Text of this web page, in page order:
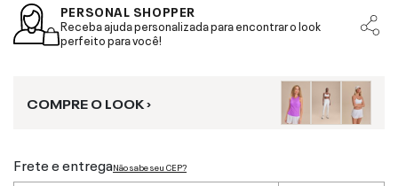
PERSONAL SHOPPER
Receba ajuda personalizada para encontrar o look
perfeito para você!
COMPRE O LOOK ›
Frete e entregaNão sabe seu CEP?